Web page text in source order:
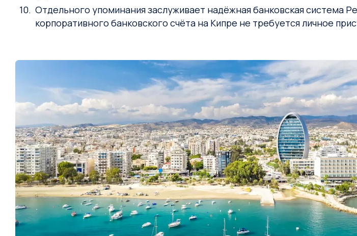
Отдельного упоминания заслуживает надёжная банковская система
корпоративного банковского счёта на Кипре не требуется личное